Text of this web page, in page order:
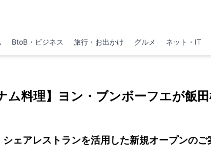
BtoB・ビジネス 旅行・お出かけ グルメ ネット・IT
ム料理】ヨン・ブンボーフエが飯田
シェアレストランを活用した新規オープンのご